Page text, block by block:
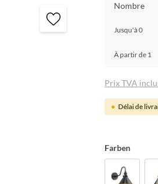
Nombre
Jusqu'à0
À partir de 1
Prix TVA
Délai de
Farben